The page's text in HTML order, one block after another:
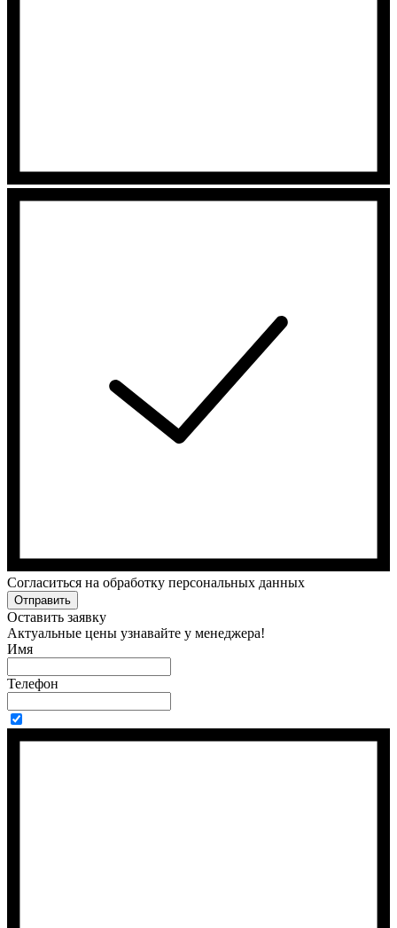
Cогласиться на обработку персональных данных
Отправить
Оставить заявку
Актуальные цены узнавайте у менеджера!
Имя
Телефон